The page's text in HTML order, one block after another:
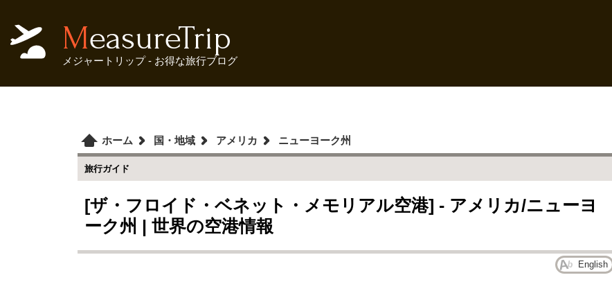
MeasureTrip
メジャートリップ - お得な旅行ブログ
ホーム 国・地域 アメリカ ニューヨーク州
旅行ガイド
[ザ・フロイド・ベネット・メモリアル空港] - アメリカ/ニューヨ
ーク州 | 世界の空港情報
English